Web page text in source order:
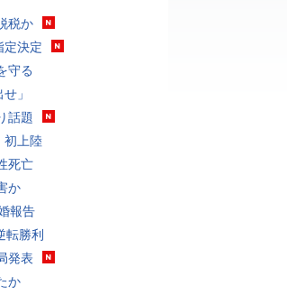
税か
定決定
守る
」
話題
初上陸
死亡
か
報告
転勝利
発表
か